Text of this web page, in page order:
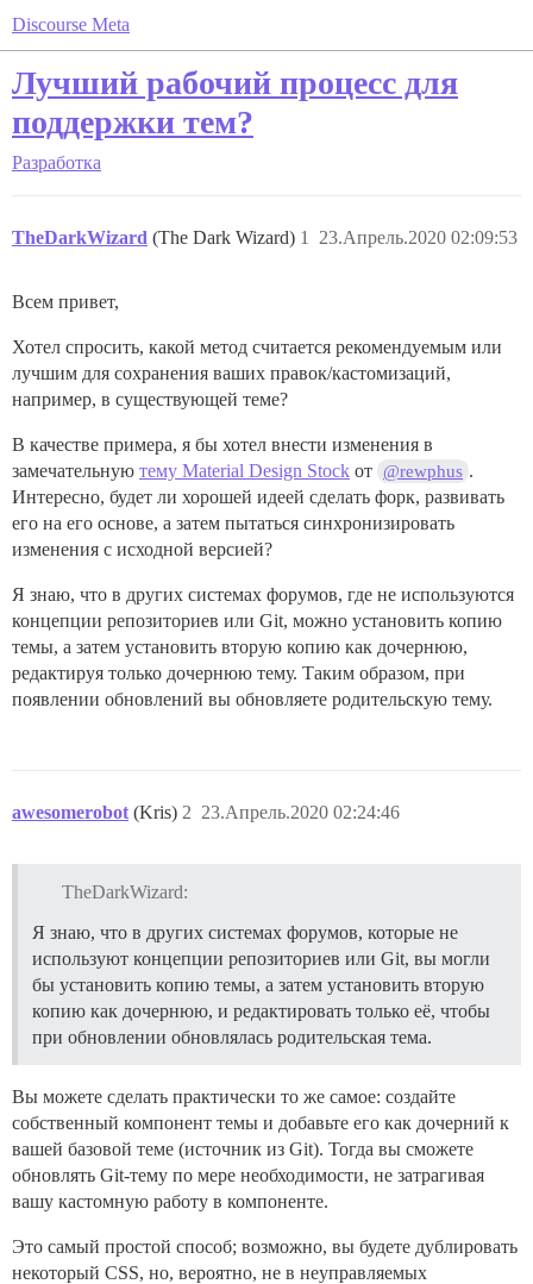
Discourse Meta
Лучший рабочий процесс для
поддержки тем?
Разработка
TheDarkWizard (The Dark Wizard) 23.Апрель.2020 02:09:53
1
Всем привет,
Хотел спросить, какой метод считается рекомендуемым или
лучшим для сохранения ваших правок/кастомизаций,
например, в существующей теме?
В качестве примера, я бы хотел внести изменения в
замечательную тему Material Design Stock от @rewphus .
Интересно, будет ли хорошей идеей сделать форк, развивать
его на его основе, а затем пытаться синхронизировать
изменения с исходной версией?
Я знаю, что в других системах форумов, где не используются
концепции репозиториев или Git, можно установить копию
темы, а затем установить вторую копию как дочернюю,
редактируя только дочернюю тему. Таким образом, при
появлении обновлений вы обновляете родительскую тему.
awesomerobot (Kris) 23.Апрель.2020 02:24:46
2
TheDarkWizard:
Я знаю, что в других системах форумов, которые не
используют концепции репозиториев или Git, вы могли
бы установить копию темы, а затем установить вторую
копию как дочернюю, и редактировать только её, чтобы
при обновлении обновлялась родительская тема.
Вы можете сделать практически то же самое: создайте
собственный компонент темы и добавьте его как дочерний к
вашей базовой теме (источник из Git). Тогда вы сможете
обновлять Git-тему по мере необходимости, не затрагивая
вашу кастомную работу в компоненте.
Это самый простой способ; возможно, вы будете дублировать
некоторый CSS, но, вероятно, не в неуправляемых